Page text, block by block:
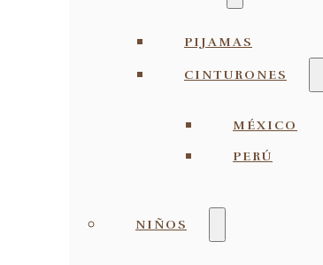
PIJAMAS
CINTURONES
MÉXICO
PERÚ
NIÑOS